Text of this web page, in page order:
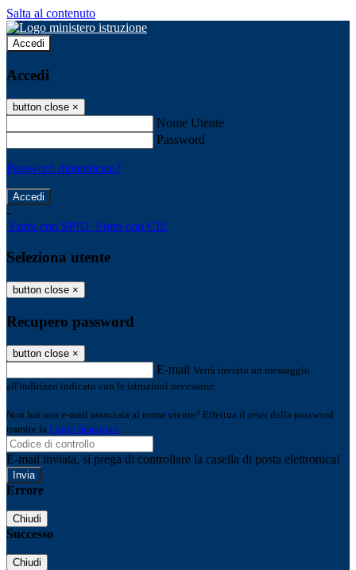
Salta al contenuto
Accedi
Accedi
button close ×
Nome Utente
Password
Password dimenticata?
-
Entra con SPID Entra con CIE
Seleziona utente
button close ×
Recupero password
button close ×
E-mail Verrà inviato un messaggio
all'indirizzo indicato con le istruzioni necessarie.
Non hai una e-mail associata al nome utente? Effettua il reset della password
tramite la Login Spaggiari
E-mail inviata, si prega di controllare la casella di posta elettronica!
Errore
Chiudi
Successo
Chiudi